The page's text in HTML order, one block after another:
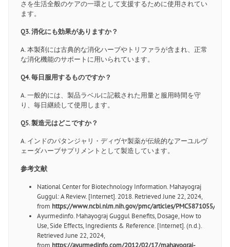
さを生活全般のケアの一環として支援するために使用されてい
ます。
Q3. 消化にも効果がありますか？
A. 本製剤には古典的な消化ハーブやトリファラが含まれ、正常
な消化機能のサポートに用いられています。
Q4. 毎日服用するものですか？
A. 一般的には、製品ラベルに記載された用量と服用時間を守
り、毎日継続して使用します。
Q5. 製造元はどこですか？
A. インドのパタンジャリ・ディヴヤ製薬が伝統的なアーユルヴ
ェーダハーブサプリメントとして製造しています。
参考文献
National Center for Biotechnology Information. Mahayograj
Guggul: A Review. [Internet]. 2018. Retrieved June 22, 2024,
from https://www.ncbi.nlm.nih.gov/pmc/articles/PMC5871055/
Ayurmedinfo. Mahayograj Guggul Benefits, Dosage, How to
Use, Side Effects, Ingredients & Reference. [Internet]. (n.d.).
Retrieved June 22, 2024,
from https://ayurmedinfo.com/2012/02/17/mahayograj-